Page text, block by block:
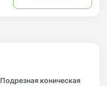
Подрезная коническая